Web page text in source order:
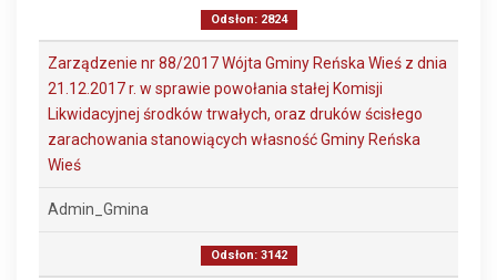
Odsłon: 2824
Zarządzenie nr 88/2017 Wójta Gminy Reńska Wieś z dnia
21.12.2017 r. w sprawie powołania stałej Komisji
Likwidacyjnej środków trwałych, oraz druków ścisłego
zarachowania stanowiących własność Gminy Reńska
Wieś
Admin_Gmina
Odsłon: 3142